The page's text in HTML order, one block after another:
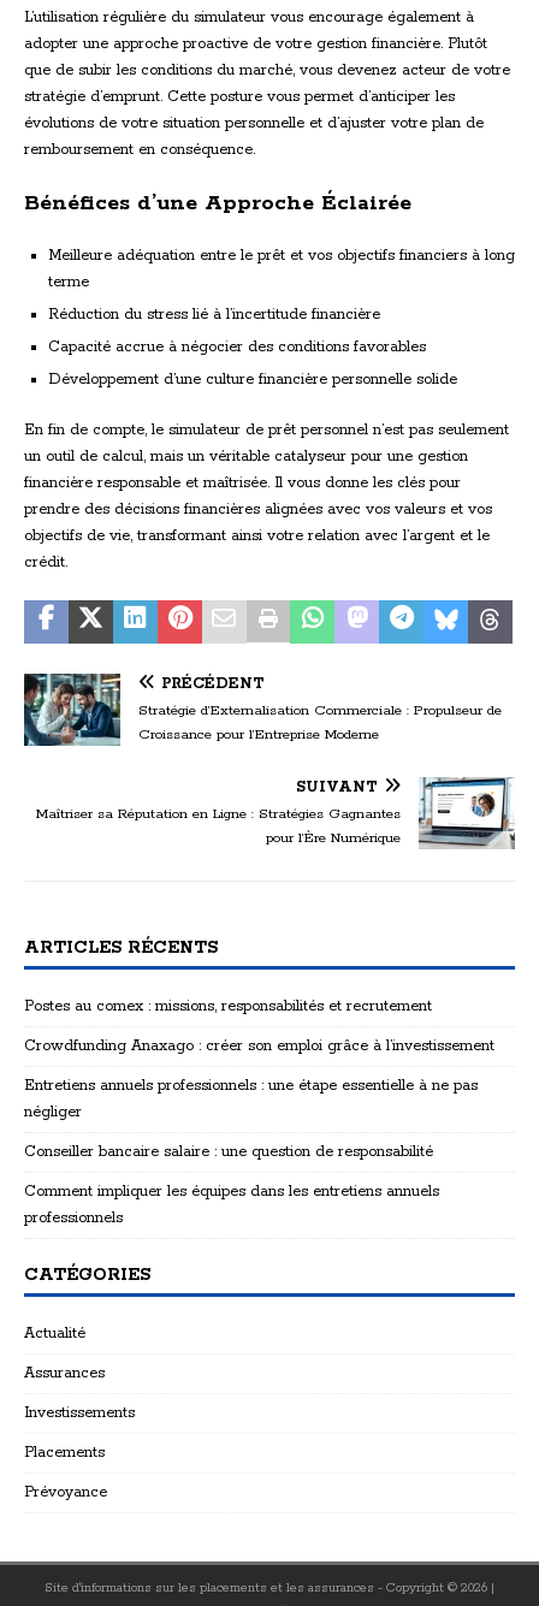
L’utilisation régulière du simulateur vous encourage également à
adopter une approche proactive de votre gestion financière. Plutôt
que de subir les conditions du marché, vous devenez acteur de votre
stratégie d’emprunt. Cette posture vous permet d’anticiper les
évolutions de votre situation personnelle et d’ajuster votre plan de
remboursement en conséquence.
Bénéfices d’une Approche Éclairée
Meilleure adéquation entre le prêt et vos objectifs financiers à long
terme
Réduction du stress lié à l’incertitude financière
Capacité accrue à négocier des conditions favorables
Développement d’une culture financière personnelle solide
En fin de compte, le simulateur de prêt personnel n’est pas seulement
un outil de calcul, mais un véritable catalyseur pour une gestion
financière responsable et maîtrisée. Il vous donne les clés pour
prendre des décisions financières alignées avec vos valeurs et vos
objectifs de vie, transformant ainsi votre relation avec l’argent et le
crédit.
PRÉCÉDENT
Stratégie d’Externalisation Commerciale : Propulseur de
Croissance pour l’Entreprise Moderne
SUIVANT
Maîtriser sa Réputation en Ligne : Stratégies Gagnantes
pour l’Ère Numérique
ARTICLES RÉCENTS
Postes au comex : missions, responsabilités et recrutement
Crowdfunding Anaxago : créer son emploi grâce à l’investissement
Entretiens annuels professionnels : une étape essentielle à ne pas
négliger
Conseiller bancaire salaire : une question de responsabilité
Comment impliquer les équipes dans les entretiens annuels
professionnels
CATÉGORIES
Actualité
Assurances
Investissements
Placements
Prévoyance
Site d'informations sur les placements et les assurances - Copyright © 2026 |